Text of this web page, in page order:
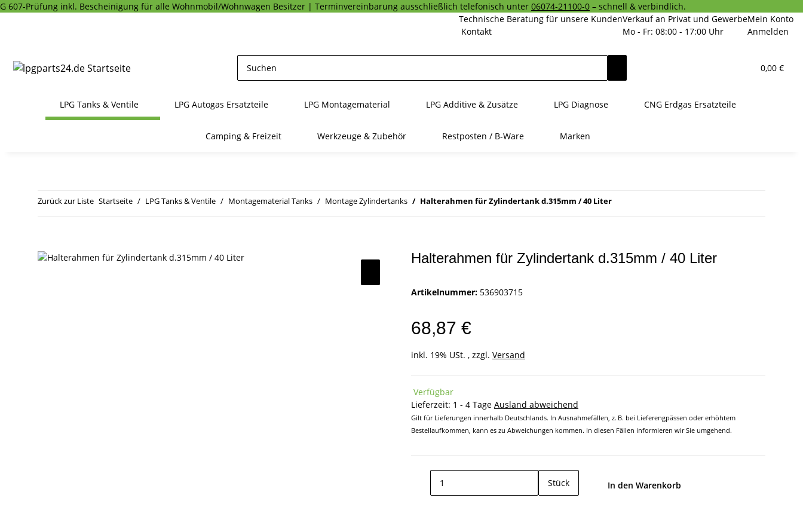
G 607-Prüfung inkl. Bescheinigung für alle Wohnmobil/Wohnwagen Besitzer | Terminvereinbarung ausschließlich telefonisch unter 06074-21100-0 – schnell & verbindlich.
Mein Konto
Anmelden
Verkauf an Privat und Gewerbe
Mo - Fr: 08:00 - 17:00 Uhr
Technische Beratung für unsere Kunden
Kontakt
0,00 €
LPG Tanks & Ventile LPG Autogas Ersatzteile LPG Montagematerial LPG Additive & Zusätze LPG Diagnose CNG Erdgas Ersatzteile
Camping & Freizeit Werkzeuge & Zubehör Restposten / B-Ware Marken
Zurück zur Liste Startseite LPG Tanks & Ventile Montagematerial Tanks Montage Zylindertanks Halterahmen für Zylindertank d.315mm / 40 Liter
Halterahmen für Zylindertank d.315mm / 40 Liter
Artikelnummer: 536903715
68,87 €
inkl. 19% USt. , zzgl. Versand
Verfügbar
Lieferzeit: 1 - 4 Tage Ausland abweichend
Gilt für Lieferungen innerhalb Deutschlands. In Ausnahmefällen, z. B. bei Lieferengpässen oder erhöhtem
Bestellaufkommen, kann es zu Abweichungen kommen. In diesen Fällen informieren wir Sie umgehend.
Stück In den Warenkorb